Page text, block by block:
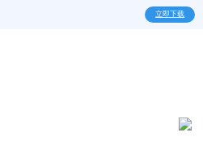
立即下载